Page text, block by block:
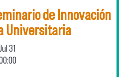
de Innovación
Universitaria
Jul 31